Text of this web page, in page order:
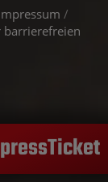
/
barrierefreien